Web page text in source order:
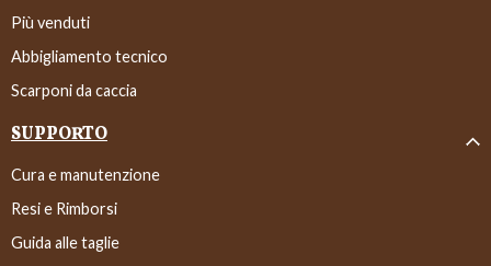
Più venduti
Abbigliamento tecnico
Scarponi da caccia
SUPPORTO
Cura e manutenzione
Resi e Rimborsi
Guida alle taglie